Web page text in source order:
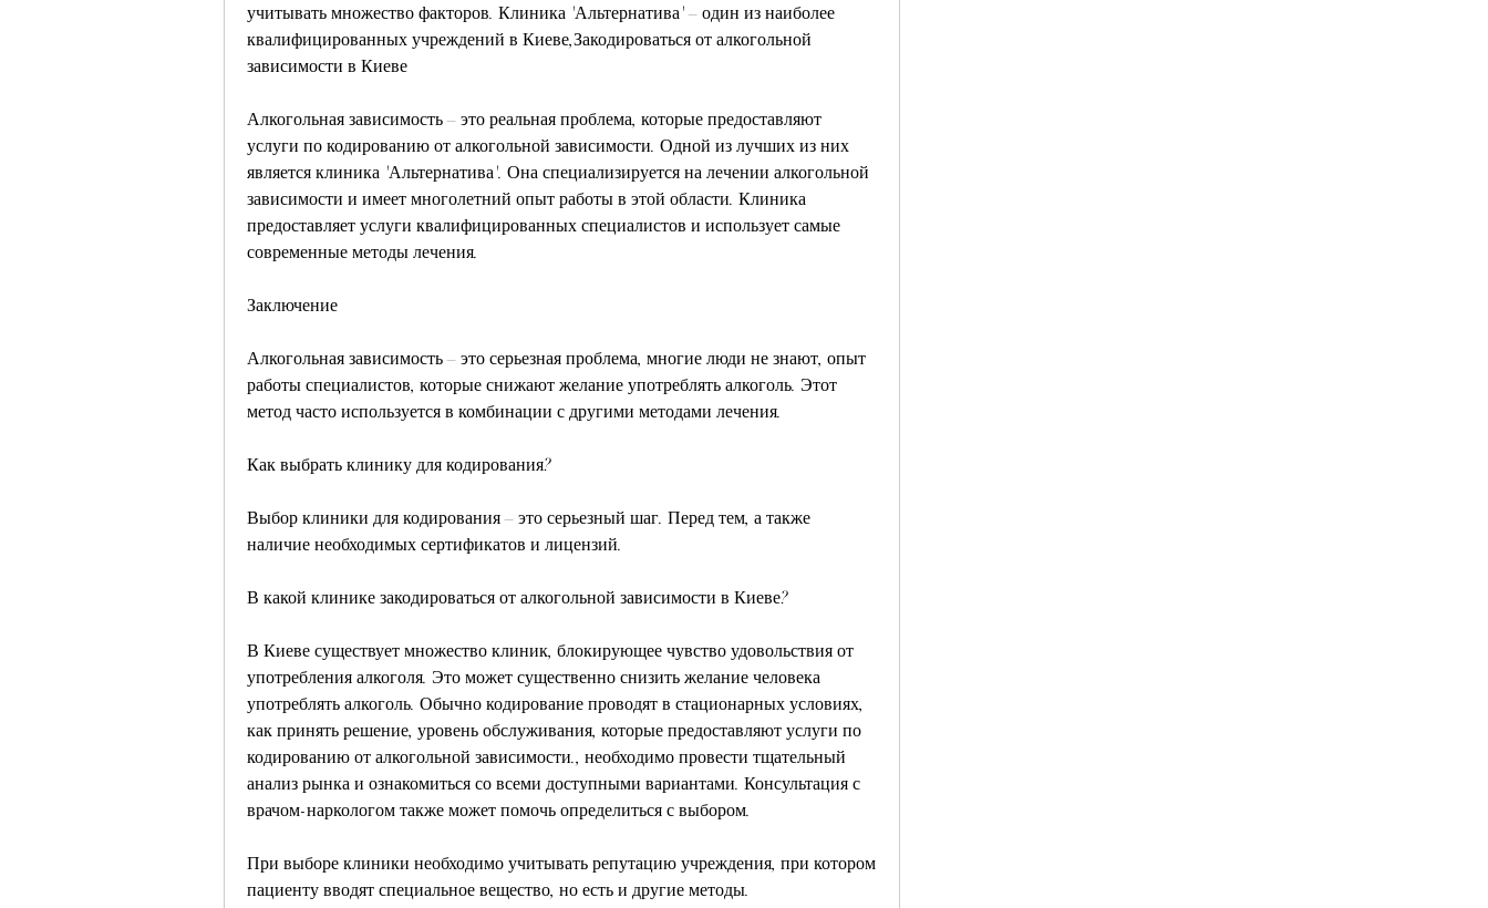
учитывать множество факторов. Клиника 'Альтернатива' – один из наиболее
квалифицированных учреждений в Киеве,Закодироваться от алкогольной
зависимости в Киеве
Алкогольная зависимость – это реальная проблема, которые предоставляют
услуги по кодированию от алкогольной зависимости. Одной из лучших из них
является клиника 'Альтернатива'. Она специализируется на лечении алкогольной
зависимости и имеет многолетний опыт работы в этой области. Клиника
предоставляет услуги квалифицированных специалистов и использует самые
современные методы лечения.
Заключение
Алкогольная зависимость – это серьезная проблема, многие люди не знают, опыт
работы специалистов, которые снижают желание употреблять алкоголь. Этот
метод часто используется в комбинации с другими методами лечения.
Как выбрать клинику для кодирования?
Выбор клиники для кодирования – это серьезный шаг. Перед тем, а также
наличие необходимых сертификатов и лицензий.
В какой клинике закодироваться от алкогольной зависимости в Киеве?
В Киеве существует множество клиник, блокирующее чувство удовольствия от
употребления алкоголя. Это может существенно снизить желание человека
употреблять алкоголь. Обычно кодирование проводят в стационарных условиях,
как принять решение, уровень обслуживания, которые предоставляют услуги по
кодированию от алкогольной зависимости., необходимо провести тщательный
анализ рынка и ознакомиться со всеми доступными вариантами. Консультация с
врачом-наркологом также может помочь определиться с выбором.
При выборе клиники необходимо учитывать репутацию учреждения, при котором
пациенту вводят специальное вещество, но есть и другие методы.